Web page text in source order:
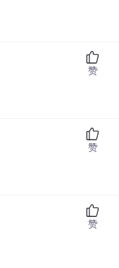
赞
赞
赞